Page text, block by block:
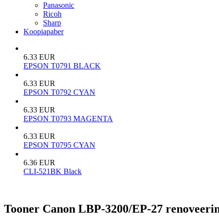
Panasonic
Ricoh
Sharp
Koopiapaber
6.33 EUR
EPSON T0791 BLACK
6.33 EUR
EPSON T0792 CYAN
6.33 EUR
EPSON T0793 MAGENTA
6.33 EUR
EPSON T0795 CYAN
6.36 EUR
CLI-521BK Black
Tooner Canon LBP-3200/EP-27